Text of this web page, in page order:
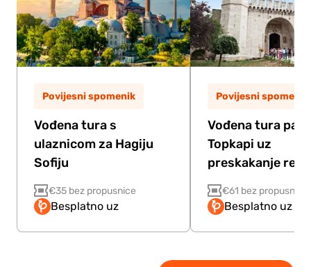
Povijesni spomenik
Vođena tura s
ulaznicom za Hagiju
Sofiju
€35 bez propusnice
Besplatno uz
Povijesni spomenik
Vođena tura
Topkapi uz
preskakanje reda
€61 bez propusnice
Besplatno uz